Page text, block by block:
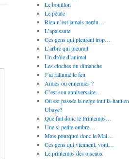
Le bouillon
Le pétale
Rien n’est jamais perdu…
L’apaisante
Ces gens qui pleurent trop…
L’arbre qui pleurait
Un drôle d’animal
Les cloches du dimanche
J’ai rallumé le feu
Amies ou ennemies ?
C’est son anniversaire…
Où est passée la neige tout là-haut en
Ubaye?
Que fait donc le Printemps…
Une si petite ombre…
Mais pourquoi donc le Mal…
Ces gens qui viennent, vont…
Le printemps des oiseaux